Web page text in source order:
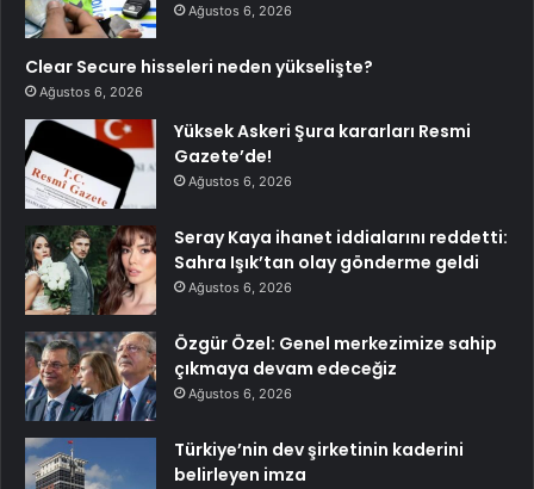
Ağustos 6, 2026
Clear Secure hisseleri neden yükselişte?
Ağustos 6, 2026
Yüksek Askeri Şura kararları Resmi
Gazete’de!
Ağustos 6, 2026
Seray Kaya ihanet iddialarını reddetti:
Sahra Işık’tan olay gönderme geldi
Ağustos 6, 2026
Özgür Özel: Genel merkezimize sahip
çıkmaya devam edeceğiz
Ağustos 6, 2026
Türkiye’nin dev şirketinin kaderini
belirleyen imza